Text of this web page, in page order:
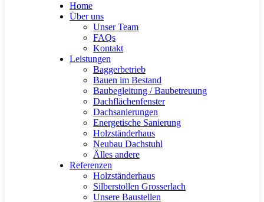
Home
Über uns
Unser Team
FAQs
Kontakt
Leistungen
Baggerbetrieb
Bauen im Bestand
Baubegleitung / Baubetreuung
Dachflächenfenster
Dachsanierungen
Energetische Sanierung
Holzständerhaus
Neubau Dachstuhl
Älles andere
Referenzen
Holzständerhaus
Silberstollen Grosserlach
Unsere Baustellen